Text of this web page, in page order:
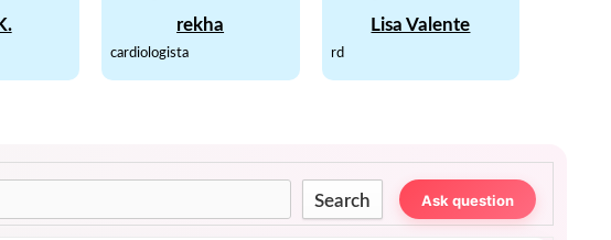
rekha
cardiologista
Lisa Valente
rd
Ask question
Search